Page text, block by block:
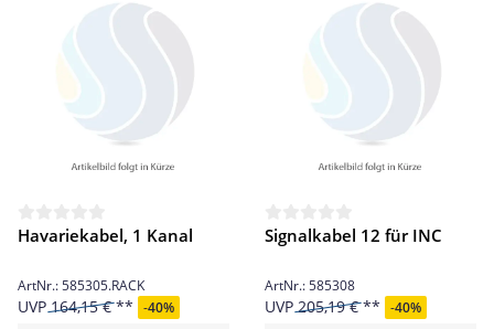
Havariekabel, 1 Kanal
ArtNr.: 585305.RACK
UVP164,15 € -40%
Signalkabel 12 für INC
ArtNr.: 585308
UVP205,19 € -40%